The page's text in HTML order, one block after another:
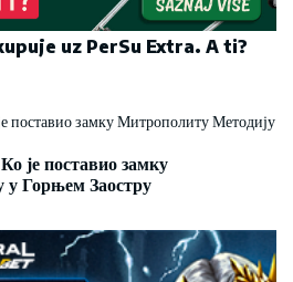
uz PerSu Extra. A ti?
је поставио замку
у Горњем Заостру